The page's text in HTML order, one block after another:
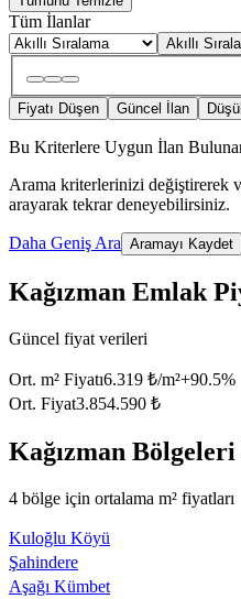
Tüm İlanlar
Akıllı
Fiyatı Düşen Güncel İlan
Bu Kriterlere Uygun İlan
Arama kriterlerinizi değiştirerek
arayarak tekrar deneyebilirsiniz.
Daha Geniş Ara Aramayı Kaydet
Kağızman Emlak
Güncel fiyat verileri
Ort. m² Fiyatı6.319 ₺/m²+90.5%
Ort. Fiyat3.854.590 ₺
Kağızman Bölgeleri
4 bölge için ortalama m² fiyatları
Kuloğlu Köyü
Şahindere
Aşağı Kümbet